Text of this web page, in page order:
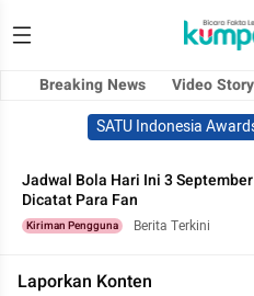
Breaking News Video Story
SATU Indonesia
Jadwal Bola Hari Ini 3
Dicatat Para Fan
Kiriman Pengguna Berita Terkini
Laporkan Konten